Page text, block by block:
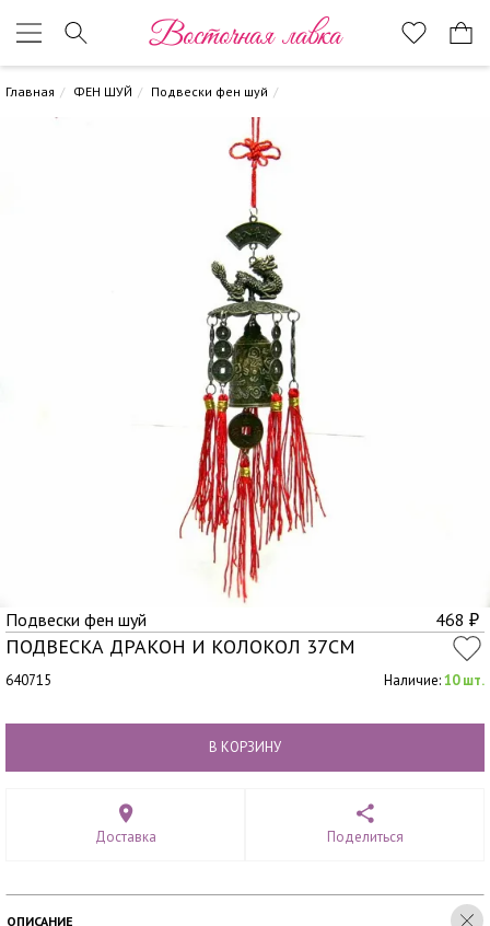
Восточная лавка
Главная ФЕН ШУЙ Подвески фен шуй
Подвески фен шуй 468 ₽
ПОДВЕСКА ДРАКОН И КОЛОКОЛ 37СМ
640715 Наличие:10 шт.
В КОРЗИНУ
Доставка Поделиться
ОПИСАНИЕ